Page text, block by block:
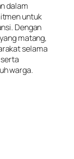
dalam
untuk
Dengan
matang,
selama
warga.